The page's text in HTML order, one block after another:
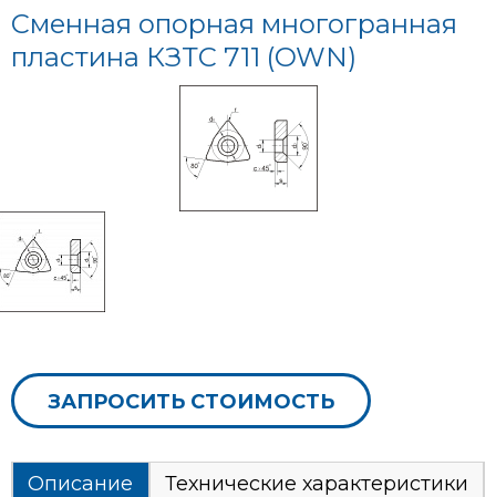
Сменная опорная многогранная
пластина КЗТС 711 (OWN)
ЗАПРОСИТЬ СТОИМОСТЬ
Описание Технические характеристики